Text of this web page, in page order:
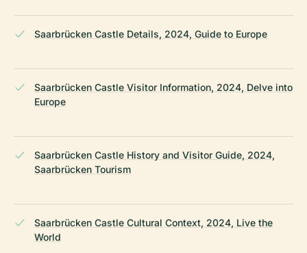
Saarbrücken Castle Details, 2024, Guide to Europe
Saarbrücken Castle Visitor Information, 2024, Delve into
Europe
Saarbrücken Castle History and Visitor Guide, 2024,
Saarbrücken Tourism
Saarbrücken Castle Cultural Context, 2024, Live the
World